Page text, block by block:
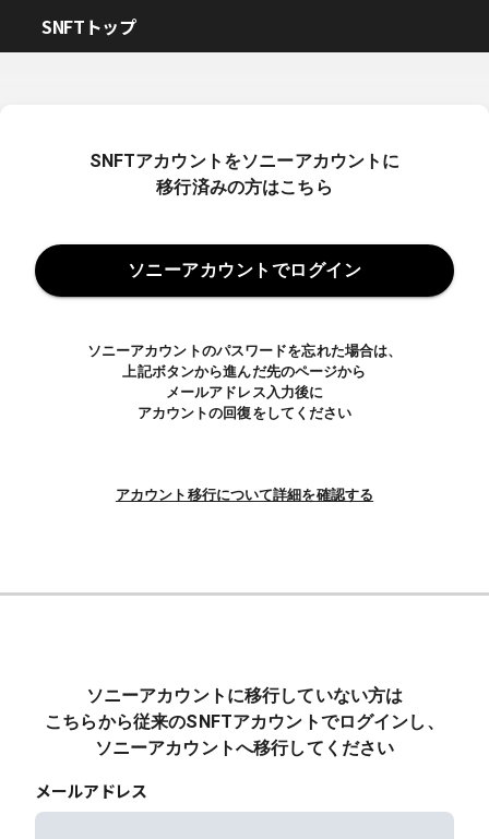
SNFTトップ
SNFTアカウントをソニーアカウントに
移行済みの方はこちら
ソニーアカウントでログイン
ソニーアカウントのパスワードを忘れた場合は、
上記ボタンから進んだ先のページから
メールアドレス入力後に
アカウントの回復をしてください
アカウント移行について詳細を確認する
ソニーアカウントに移行していない方は
こちらから従来のSNFTアカウントでログインし、
ソニーアカウントへ移行してください
メールアドレス